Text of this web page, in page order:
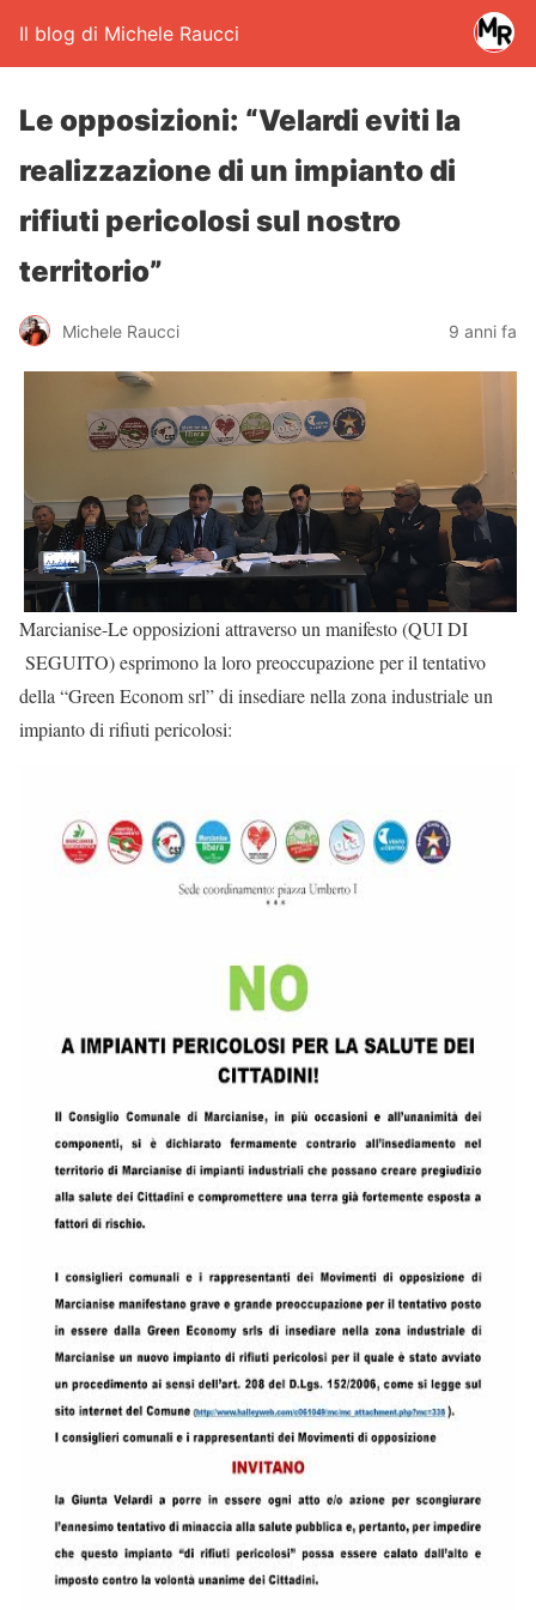
Il blog di Michele Raucci
Le opposizioni: “Velardi eviti la
realizzazione di un impianto di
rifiuti pericolosi sul nostro
territorio”
Michele Raucci 9 anni fa
Marcianise-Le opposizioni attraverso un manifesto (QUI DI
SEGUITO) esprimono la loro preoccupazione per il tentativo
della “Green Econom srl” di insediare nella zona industriale un
impianto di rifiuti pericolosi: